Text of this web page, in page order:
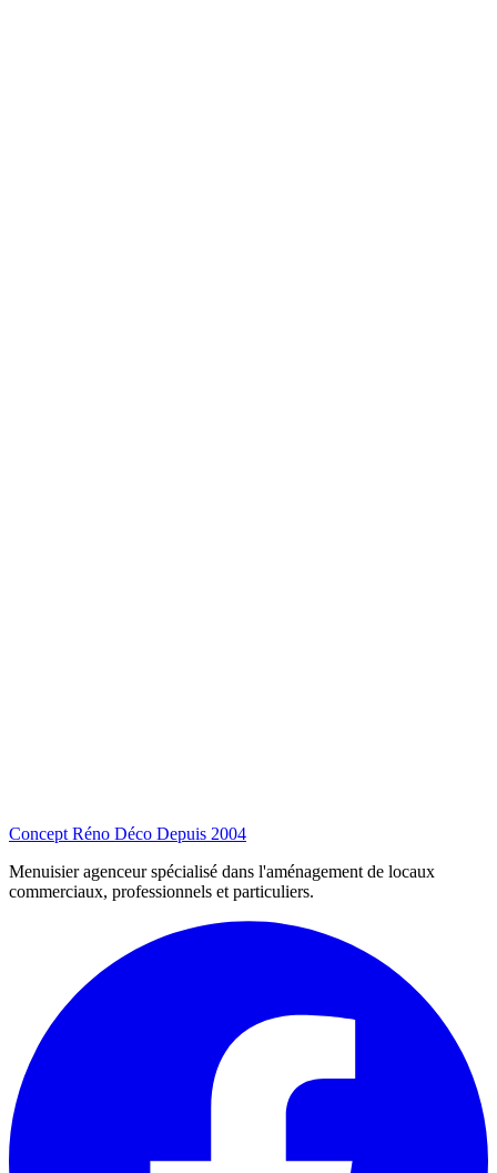
Concept Réno Déco Depuis 2004
Menuisier agenceur spécialisé dans l'aménagement de locaux
commerciaux, professionnels et particuliers.